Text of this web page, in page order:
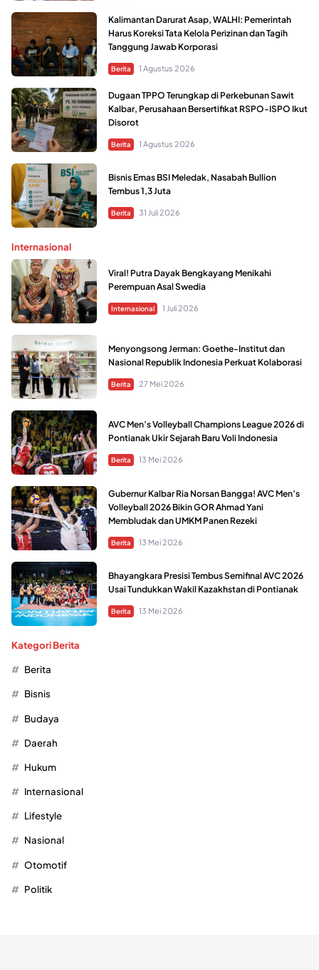
Kalimantan Darurat Asap, WALHI: Pemerintah
Harus Koreksi Tata Kelola Perizinan dan Tagih
Tanggung Jawab Korporasi
Berita 1 Agustus 2026
Dugaan TPPO Terungkap di Perkebunan Sawit
Kalbar, Perusahaan Bersertifikat RSPO-ISPO Ikut
Disorot
Berita 1 Agustus 2026
Bisnis Emas BSI Meledak, Nasabah Bullion
Tembus 1,3 Juta
Berita 31 Juli 2026
Internasional
Viral! Putra Dayak Bengkayang Menikahi
Perempuan Asal Swedia
Internasional 1 Juli 2026
Menyongsong Jerman: Goethe-Institut dan
Nasional Republik Indonesia Perkuat Kolaborasi
Berita 27 Mei 2026
AVC Men’s Volleyball Champions League 2026 di
Pontianak Ukir Sejarah Baru Voli Indonesia
Berita 13 Mei 2026
Gubernur Kalbar Ria Norsan Bangga! AVC Men’s
Volleyball 2026 Bikin GOR Ahmad Yani
Membludak dan UMKM Panen Rezeki
Berita 13 Mei 2026
Bhayangkara Presisi Tembus Semifinal AVC 2026
Usai Tundukkan Wakil Kazakhstan di Pontianak
Berita 13 Mei 2026
Kategori Berita
Berita
Bisnis
Budaya
Daerah
Hukum
Internasional
Lifestyle
Nasional
Otomotif
Politik